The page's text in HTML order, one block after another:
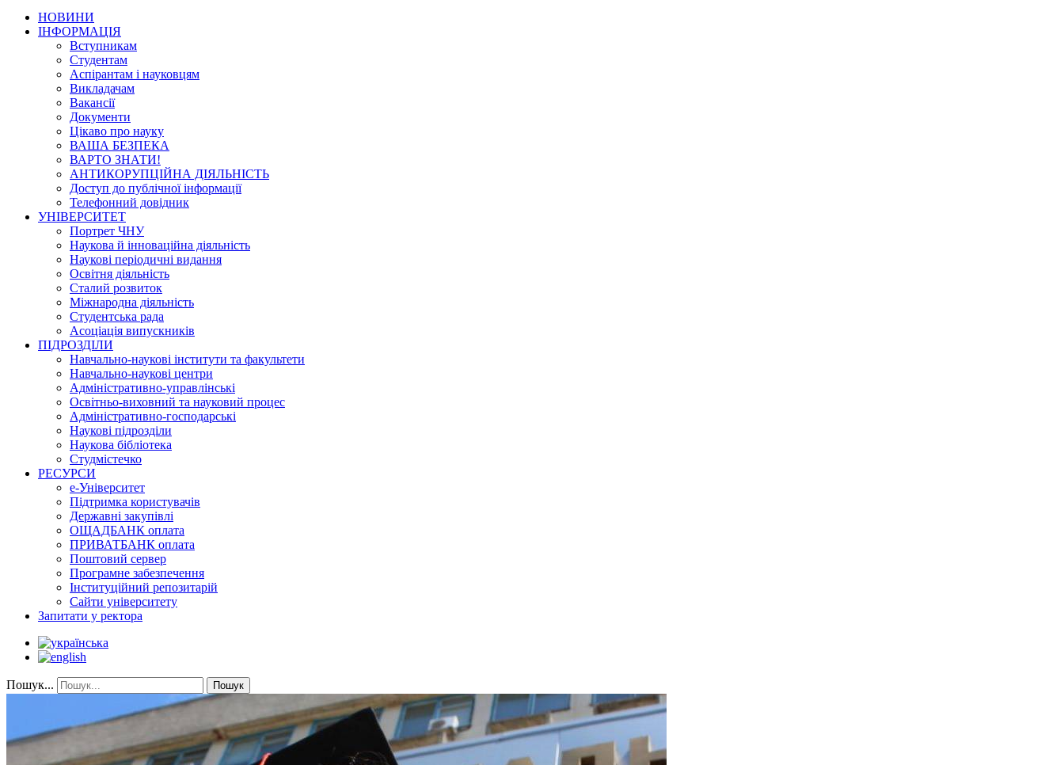
НОВИНИ
ІНФОРМАЦІЯ
Вступникам
Студентам
Аспірантам і науковцям
Викладачам
Вакансії
Документи
Цікаво про науку
ВАША БЕЗПЕКА
ВАРТО ЗНАТИ!
АНТИКОРУПЦІЙНА ДІЯЛЬНІСТЬ
Доступ до публічної інформації
Телефонний довідник
УНІВЕРСИТЕТ
Портрет ЧНУ
Наукова й інноваційна діяльність
Наукові періодичні видання
Освітня діяльність
Сталий розвиток
Міжнародна діяльність
Студентська рада
Асоціація випускників
ПІДРОЗДІЛИ
Навчально-наукові інститути та факультети
Навчально-наукові центри
Адміністративно-управлінські
Освітньо-виховний та науковий процес
Адміністративно-господарські
Наукові підрозділи
Наукова бібліотека
Студмістечко
РЕСУРСИ
е-Університет
Підтримка користувачів
Державні закупівлі
ОЩАДБАНК оплата
ПРИВАТБАНК оплата
Поштовий сервер
Програмне забезпечення
Інституційний репозитарій
Сайти університету
Запитати у ректора
Пошук... Пошук